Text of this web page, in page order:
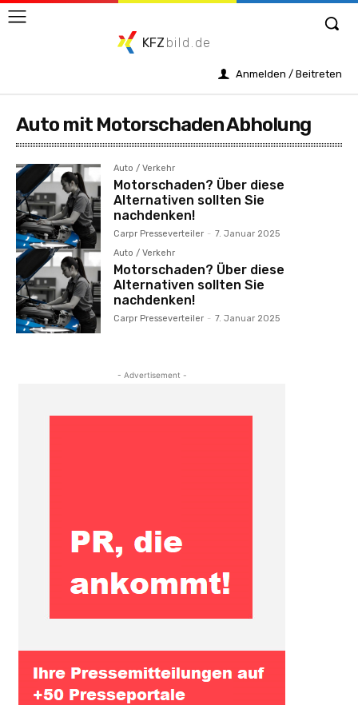
KFZ bild.de
Anmelden / Beitreten
Auto mit Motorschaden Abholung
Auto / Verkehr
Motorschaden? Über diese
Alternativen sollten Sie
nachdenken!
Carpr Presseverteiler - 7. Januar 2025
Auto / Verkehr
Motorschaden? Über diese
Alternativen sollten Sie
nachdenken!
Carpr Presseverteiler - 7. Januar 2025
- Advertisement -